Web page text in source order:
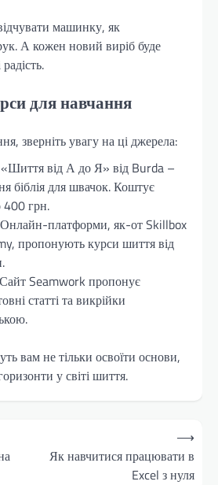
машинку, як
А кожен новий виріб буде
для навчання
зверніть увагу на ці джерела:
від А до Я» від Burda –
біблія для швачок. Коштує
400 грн.
платформи, як-от Skillbox
пропонують курси шиття від
Seamwork пропонує
статті та викрійки
вам не тільки освоїти основи,
у світі шиття.
Як навчитися працювати в
Excel з нуля
⟶